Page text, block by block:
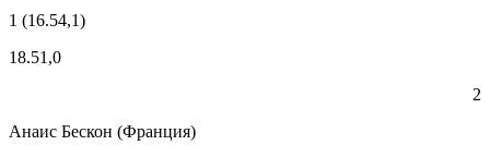
1 (16.54,1)
18.51,0
2
Анаис Бескон (Франция)